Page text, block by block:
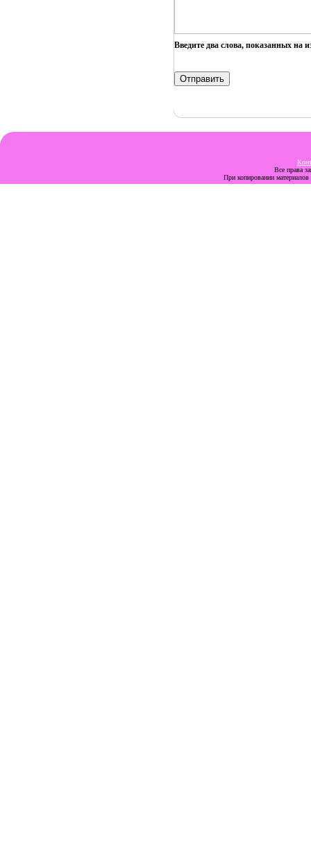
Введите два слова, показанных на
Все права
При копировании материалов